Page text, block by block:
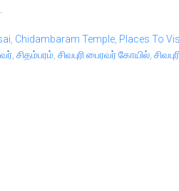
Chidambaram Temple Places To
சிதம்பரம் சிவபுரி பைரவர் கோயில்